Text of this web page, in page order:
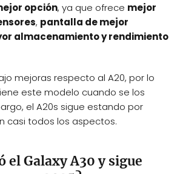
opción, ya que ofrece mejor
, pantalla de mejor
almacenamiento y rendimiento
mejoras respecto al A20, por lo
este modelo cuando se los
el A20s sigue estando por
casi todos los aspectos.
el Galaxy A30 y sigue